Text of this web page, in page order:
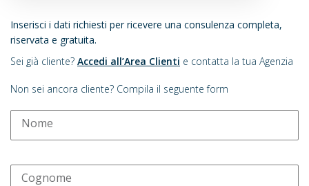
Inserisci i dati richiesti per ricevere una consulenza completa,
riservata e gratuita.
Sei già cliente? Accedi all’Area Clienti e contatta la tua Agenzia
Non sei ancora cliente? Compila il seguente form
Nome
Cognome